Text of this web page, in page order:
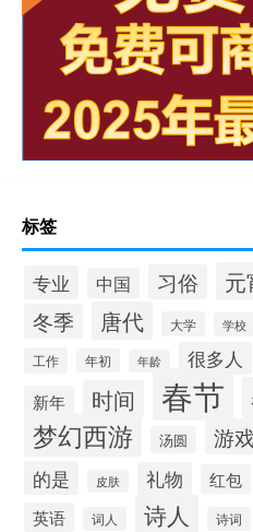
标签
专业 中国 习俗 元
冬季 唐代 大学 学校
工作 年初 年龄 很多人
新年 时间 春节
梦幻西游 汤圆 游戏
的是 皮肤 礼物 红包
英语 词人 诗人 诗词